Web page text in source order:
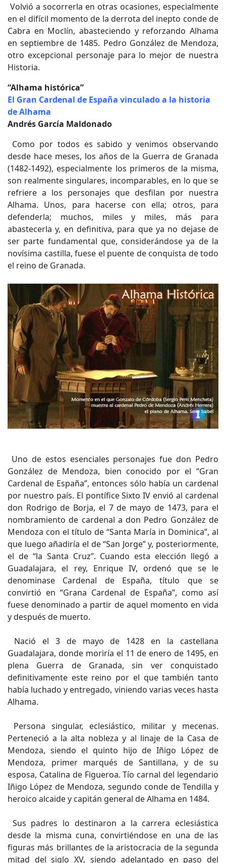
Volvió a socorrerla en otras ocasiones, especialmente
en el difícil momento de la derrota del inepto conde de
Cabra en Moclín, abasteciendo y reforzando Alhama
en septiembre de 1485. Pedro González de Mendoza,
otro excepcional personaje para lo mejor de nuestra
Historia.
“Alhama histórica”
El Gran Cardenal de España vinculado a la historia
de Alhama
Andrés García Maldonado
Como por todos es sabido y venimos observando
desde hace meses, los años de la Guerra de Granada
(1482-1492), especialmente los primeros de la misma,
son realmente singulares, incomparables, en lo que se
refriere a los personajes que desfilan por nuestra
Alhama. Unos, para hacerse con ella; otros, para
defenderla; muchos, miles y miles, más para
abastecerla y, en definitiva, para que ya no dejase de
ser parte fundamental que, considerándose ya de la
novísima castilla, fuese el puente de conquista de todo
el reino de Granada.
Uno de estos esenciales personajes fue don Pedro
González de Mendoza, bien conocido por el “Gran
Cardenal de España”, entonces sólo había un cardenal
por nuestro país. El pontífice Sixto IV envió al cardenal
don Rodrigo de Borja, el 7 de mayo de 1473, para el
nombramiento de cardenal a don Pedro González de
Mendoza con el título de “Santa María in Dominica”, al
que luego añadiría el de “San Jorge” y, posteriormente,
el de “la Santa Cruz”. Cuando esta elección llegó a
Guadalajara, el rey, Enrique IV, ordenó que se le
denominase Cardenal de España, título que se
convirtió en “Grana Cardenal de España”, como así
fuese denominado a partir de aquel momento en vida
y después de muerto.
Nació el 3 de mayo de 1428 en la castellana
Guadalajara, donde moriría el 11 de enero de 1495, en
plena Guerra de Granada, sin ver conquistado
definitivamente este reino por el que también tanto
había luchado y entregado, viniendo varias veces hasta
Alhama.
Persona singular, eclesiástico, militar y mecenas.
Perteneció a la alta nobleza y al linaje de la Casa de
Mendoza, siendo el quinto hijo de Iñigo López de
Mendoza, primer marqués de Santillana, y de su
esposa, Catalina de Figueroa. Tío carnal del legendario
Iñigo López de Mendoza, segundo conde de Tendilla y
heroico alcaide y capitán general de Alhama en 1484.
Sus padres lo destinaron a la carrera eclesiástica
desde la misma cuna, convirtiéndose en una de las
figuras más brillantes de la aristocracia de la segunda
mitad del siglo XV, siendo adelantado en paso del